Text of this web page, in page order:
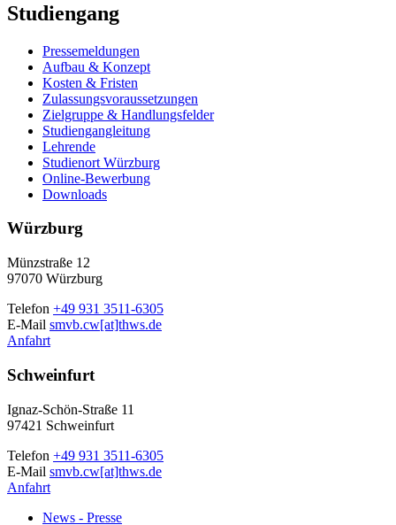
Studiengang
Pressemeldungen
Aufbau & Konzept
Kosten & Fristen
Zulassungsvoraussetzungen
Zielgruppe & Handlungsfelder
Studiengangleitung
Lehrende
Studienort Würzburg
Online-Bewerbung
Downloads
Würzburg
Münzstraße 12
97070 Würzburg
Telefon +49 931 3511-6305
E-Mail smvb.cw[at]thws.de
Anfahrt
Schweinfurt
Ignaz-Schön-Straße 11
97421 Schweinfurt
Telefon +49 931 3511-6305
E-Mail smvb.cw[at]thws.de
Anfahrt
News - Presse